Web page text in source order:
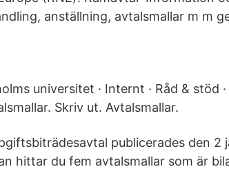
anställning, avtalsmallar m m
universitet · Internt · Råd & stöd ·
Skriv ut. Avtalsmallar.
publicerades den 2
hittar du fem avtalsmallar som är